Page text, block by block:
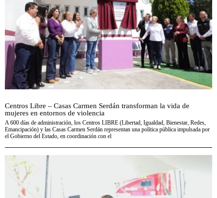
Centros Libre – Casas Carmen Serdán transforman la vida de
mujeres en entornos de violencia
A 600 días de administración, los Centros LIBRE (Libertad, Igualdad, Bienestar, Redes,
Emancipación) y las Casas Carmen Serdán representan una política pública impulsada por
el Gobierno del Estado, en coordinación con el